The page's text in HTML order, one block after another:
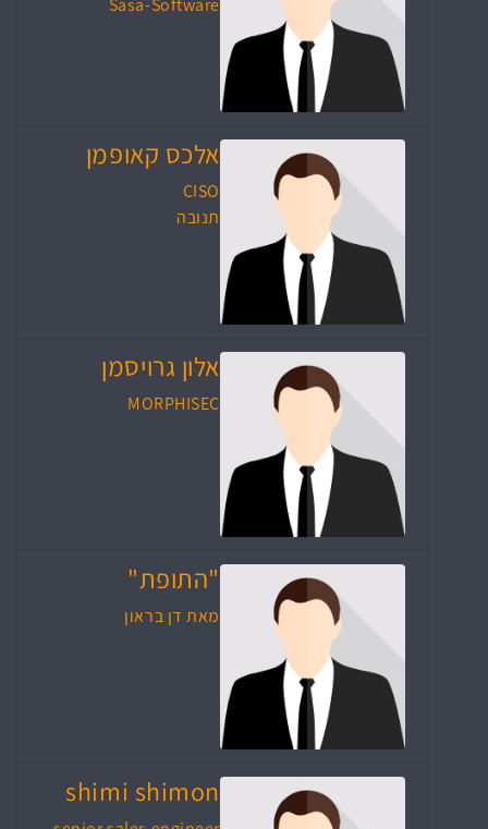
Sasa-Software
אלכס קאופמן
CISO
תנובה
אלון גרויסמן
MORPHISEC
"התופת"
מאת דן בראון
shimi shimon